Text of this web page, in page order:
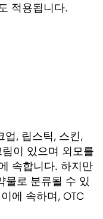
적용됩니다.
업, 립스틱, 스킨,
이 있으며 외모를
속합니다. 하지만
물로 분류될 수 있
에 속하며, OTC